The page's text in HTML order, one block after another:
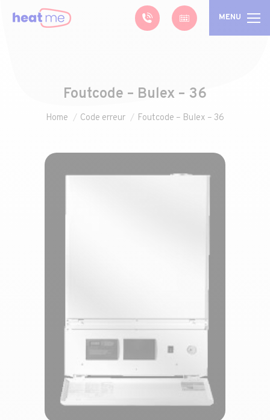
MENU
Foutcode – Bulex – 36
Je bent hier:
Home Code erreur Foutcode – Bulex – 36